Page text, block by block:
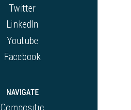
Twitter
LinkedIn
Youtube
Facebook
NAVIGATE
Compositic